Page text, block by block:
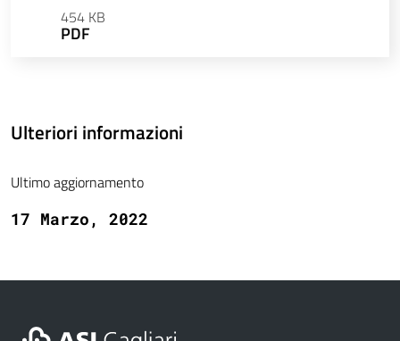
454 KB
PDF
Ulteriori informazioni
Ultimo aggiornamento
17 Marzo, 2022